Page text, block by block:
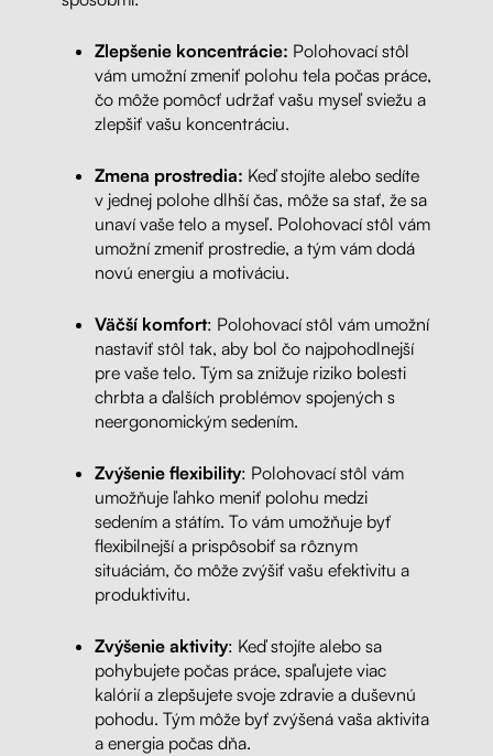
Zlepšenie koncentrácie: Polohovací stôl
vám umožní zmeniť polohu tela počas práce,
čo môže pomôcť udržať vašu myseľ sviežu a
zlepšiť vašu koncentráciu.
Zmena prostredia: Keď stojíte alebo sedíte
v jednej polohe dlhší čas, môže sa stať, že sa
unaví vaše telo a myseľ. Polohovací stôl vám
umožní zmeniť prostredie, a tým vám dodá
novú energiu a motiváciu.
Väčší komfort: Polohovací stôl vám umožní
nastaviť stôl tak, aby bol čo najpohodlnejší
pre vaše telo. Tým sa znižuje riziko bolesti
chrbta a ďalších problémov spojených s
neergonomickým sedením.
Zvýšenie flexibility: Polohovací stôl vám
umožňuje ľahko meniť polohu medzi
sedením a státím. To vám umožňuje byť
flexibilnejší a prispôsobiť sa rôznym
situáciám, čo môže zvýšiť vašu efektivitu a
produktivitu.
Zvýšenie aktivity: Keď stojíte alebo sa
pohybujete počas práce, spaľujete viac
kalórií a zlepšujete svoje zdravie a duševnú
pohodu. Tým môže byť zvýšená vaša aktivita
a energia počas dňa.